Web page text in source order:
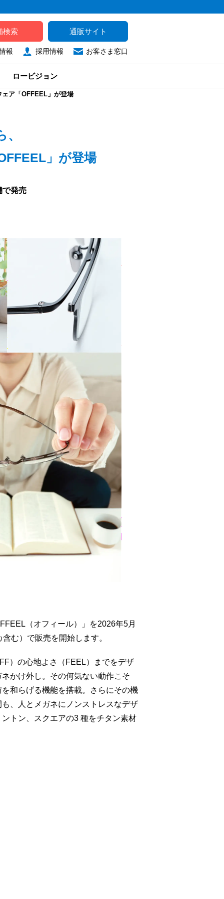
検索 通販サイト
報 採用情報 お客さま窓口
ロービジョン
ア「OFFEEL」が登場
」が登場
で発売
（オフィール）」を2026年5月
む）で販売を開始します。
）の心地よさ（FEEL）までをデザ
かけ外し。その何気ない動作こそ
和らげる機能を搭載。さらにその機
、人とメガネにノンストレスなデザ
トン、スクエアの3 種をチタン素材